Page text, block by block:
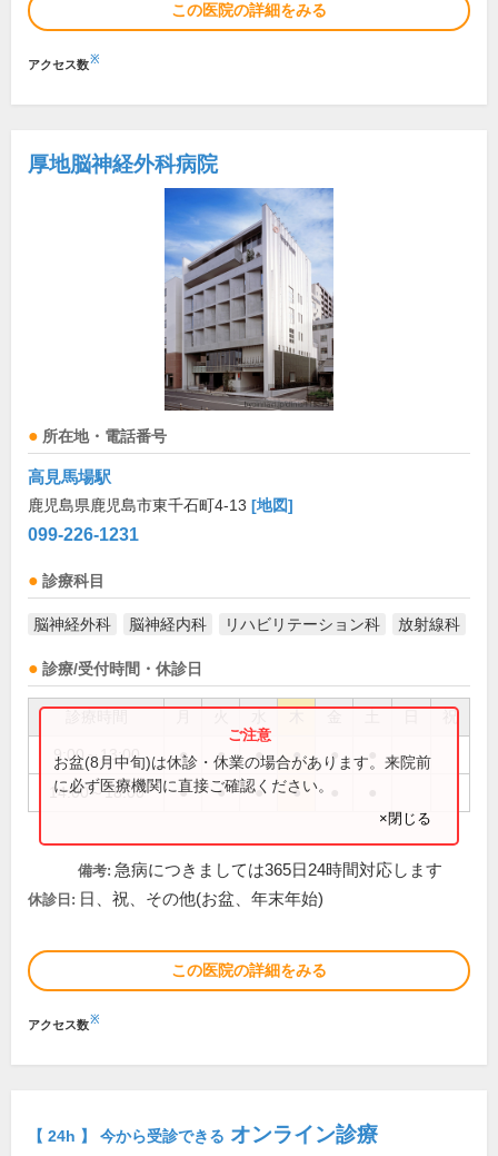
この医院の詳細をみる
アクセス数※
厚地脳神経外科病院
所在地・電話番号
高見馬場駅
鹿児島県鹿児島市東千石町4-13 [地図]
099-226-1231
診療科目
脳神経外科 脳神経内科 リハビリテーション科 放射線科
診療/受付時間・休診日
祝
9:00～13:00 ● ● ● ● ●
14:00～18:00 ● ● ● ●
お盆(8月中旬)は休診・休業の場合があります。来院前
に必ず医療機関に直接ご確認ください。
×閉じる
備考: 急病につきましては365日24時間対応します
休診日: 日、祝、その他(お盆、年末年始)
この医院の詳細をみる
アクセス数※
【 24h 】 今から受診できる オンライン診療